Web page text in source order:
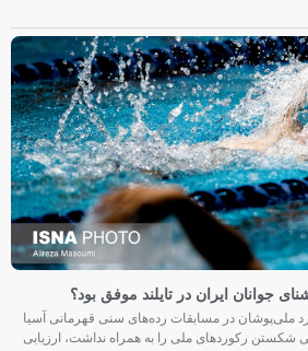
جوانان ایران در تایلند موفق بود؟
ملی‌پوشان در مسابقات رده‌های سنی قهرمانی آسیا
شد ولی شکستن رکوردهای ملی را به همراه نداشت، ارزیابی